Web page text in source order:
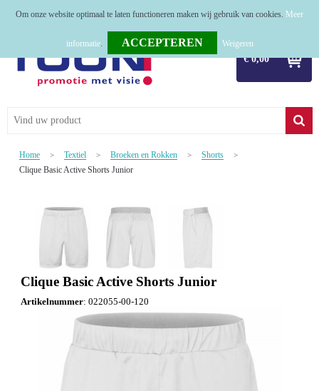
€ 0,00
Relatiegeschenken
Werkkleding
Tastingpakketten
TOP 50
Alle categorieën
Home > Textiel > Broeken en Rokken > Shorts >
Clique Basic Active Shorts Junior
Clique Basic Active Shorts Junior
Artikelnummer: 022055-00-120
Om onze website optimaal te laten functioneren maken wij gebruik van cookies. Meer
informatie. Weigeren